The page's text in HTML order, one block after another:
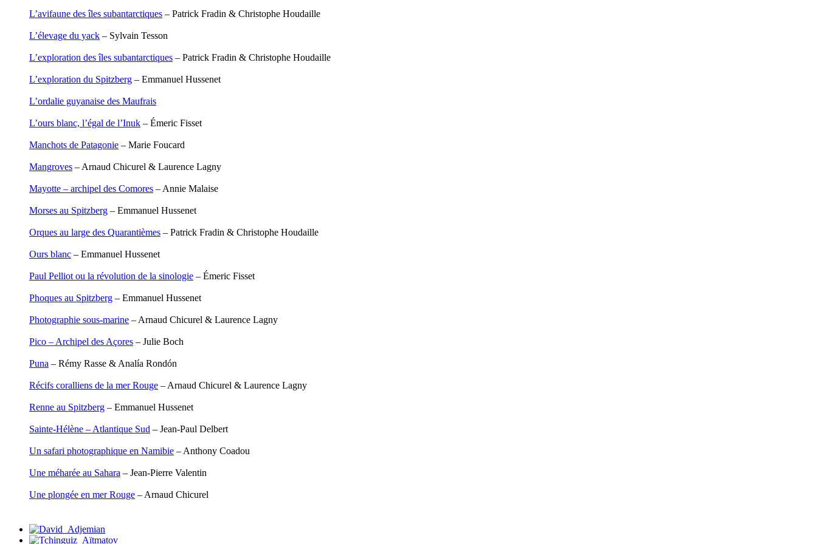
Hussain Fawaz
Imhof Valentine
Jallade Sébastien
Kerouedan Annie
Klotz Lætitia
Kotry Jérôme
Labouche Didier
Lacrampe Corine
Laheurte Marielle
Lanni Dominique
Lantz François
Le Maître Anne
Leblay Julien
Lefèvre David
Lemire Olivier
Lobo Éric
Loireau Alexis
Lutz Philippe
Manoukian Patrick
Marthaler Claude
Mathieu Sandra
Mittelette Eddie
Mouginet Xavier
Neyret Pierre
Neyroud Michel
L’avifaune des îles subantarctiques – Patrick Fradin & Christophe Houdaille
L’élevage du yack – Sylvain Tesson
L’exploration des îles subantarctiques – Patrick Fradin & Christophe Houdaille
L’exploration du Spitzberg – Emmanuel Hussenet
L’ordalie guyanaise des Maufrais
L’ours blanc, l’égal de l’Inuk – Émeric Fisset
Manchots de Patagonie – Marie Foucard
Mangroves – Arnaud Chicurel & Laurence Lagny
Mayotte – archipel des Comores – Annie Malaise
Morses au Spitzberg – Emmanuel Hussenet
Orques au large des Quarantièmes – Patrick Fradin & Christophe Houdaille
Ours blanc – Emmanuel Hussenet
Paul Pelliot ou la révolution de la sinologie – Émeric Fisset
Phoques au Spitzberg – Emmanuel Hussenet
Photographie sous-marine – Arnaud Chicurel & Laurence Lagny
Pico – Archipel des Açores – Julie Boch
Puna – Rémy Rasse & Analía Rondón
Récifs coralliens de la mer Rouge – Arnaud Chicurel & Laurence Lagny
Renne au Spitzberg – Emmanuel Hussenet
Sainte-Hélène – Atlantique Sud – Jean-Paul Delbert
Un safari photographique en Namibie – Anthony Coadou
Une méharée au Sahara – Jean-Pierre Valentin
Une plongée en mer Rouge – Arnaud Chicurel